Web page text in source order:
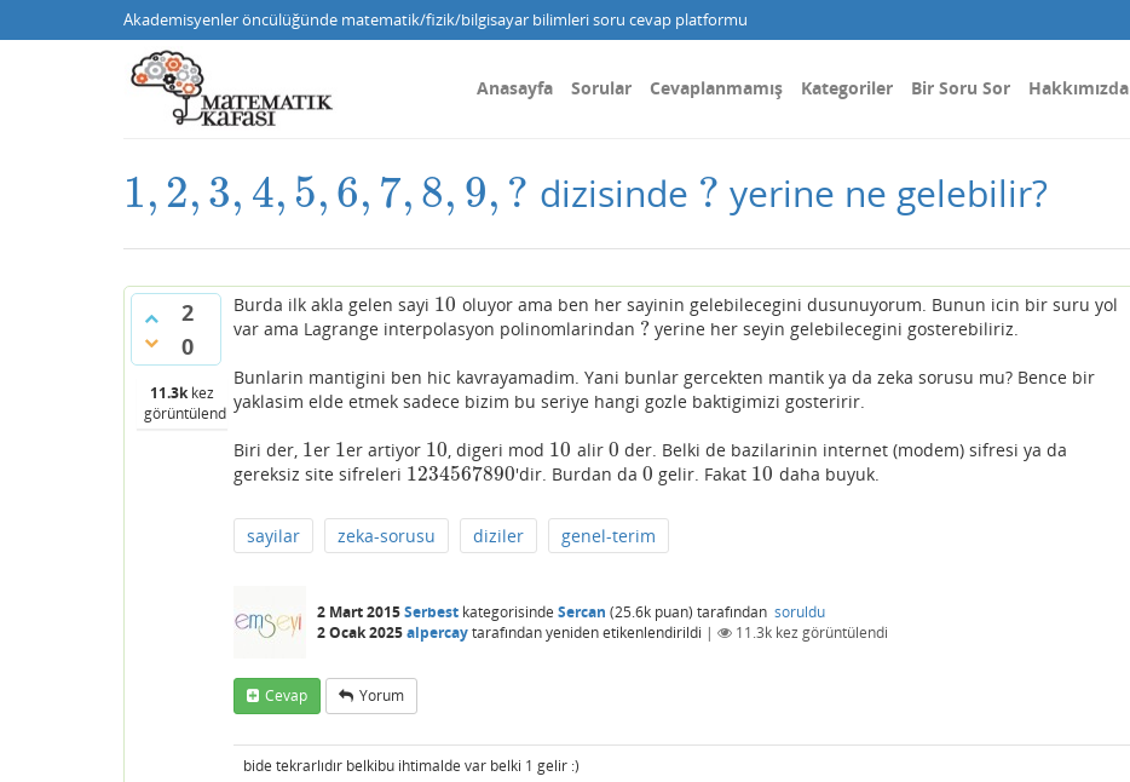
Akademisyenler öncülüğünde matematik/fizik/bilgisayar bilimleri soru cevap platformu
Anasayfa Sorular Cevaplanmamış Kategoriler Bir Soru Sor Hakkımızda
1, 2, 3, 4, 5, 6, 7, 8, 9, ?
1,2,3 ,4,5,6 ,7, 8,9 ,? dizisinde ?
? yerine ne gelebilir?
2
0
11.3kkez
görüntülendi
Burda ilk akla gelen sayi 10
10 oluyor ama ben her sayinin gelebilecegini dusunuyorum. Bunun icin bir suru yol
var ama Lagrange interpolasyon polinomlarindan ?
? yerine her seyin gelebilecegini gosterebiliriz.
Bunlarin mantigini ben hic kavrayamadim. Yani bunlar gercekten mantik ya da zeka sorusu mu? Bence bir
yaklasim elde etmek sadece bizim bu seriye hangi gozle baktigimizi gosteririr.
Biri der, 1
1er 1
1er artiyor 10
10, digeri mod 10
10 alir 0
0 der. Belki de bazilarinin internet (modem) sifresi ya da
gereksiz site sifreleri 1234567890
1234567890 'dir. Burdan da0
0 gelir. Fakat 10
10 daha buyuk.
sayilar zeka-sorusu diziler genel-terim
2 Mart 2015Serbest kategorisinde Sercan (25.6k puan) tarafından soruldu
2 Ocak 2025alpercaytarafındanyeniden etikenlendirildi | 11.3k kez görüntülendi
Cevap Yorum
bide tekrarlıdır belkibu ihtimalde var belki 1 gelir :)